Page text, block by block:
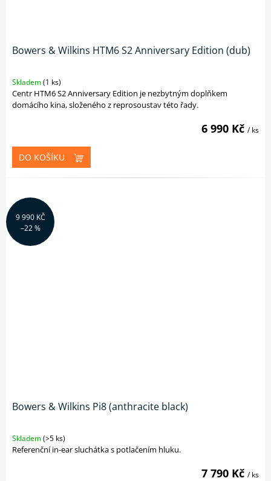
Bowers & Wilkins HTM6 S2 Anniversary Edition (dub)
Skladem(1 ks)
6 990 Kč / ks
DO KOŠÍKU
Centr HTM6 S2 Anniversary Edition je nezbytným doplňkem
domácího kina, složeného z reprosoustav této řady.
9 990 KČ
–22 %
Bowers & Wilkins Pi8 (anthracite black)
Skladem(>5 ks)
7 790 Kč / ks
Referenční in-ear sluchátka s potlačením hluku.